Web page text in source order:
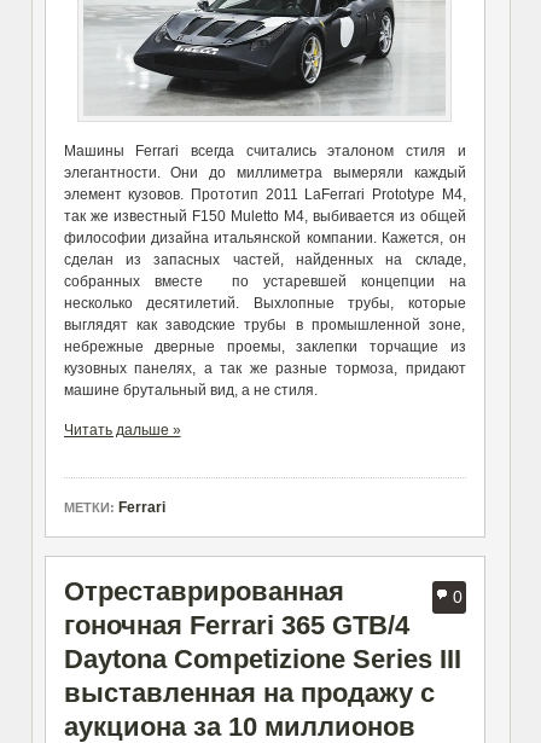
Машины Ferrari всегда считались эталоном стиля и
элегантности. Они до миллиметра вымеряли каждый
элемент кузовов. Прототип 2011 LaFerrari Prototype M4,
так же известный F150 Muletto M4, выбивается из общей
философии дизайна итальянской компании. Кажется, он
сделан из запасных частей, найденных на складе,
собранных вместе по устаревшей концепции на
несколько десятилетий. Выхлопные трубы, которые
выглядят как заводские трубы в промышленной зоне,
небрежные дверные проемы, заклепки торчащие из
кузовных панелях, а так же разные тормоза, придают
машине брутальный вид, а не стиля.
Читать дальше »
МЕТКИ: Ferrari
0
Отреставрированная
гоночная Ferrari 365 GTB/4
Daytona Competizione Series III
выставленная на продажу с
аукциона за 10 миллионов